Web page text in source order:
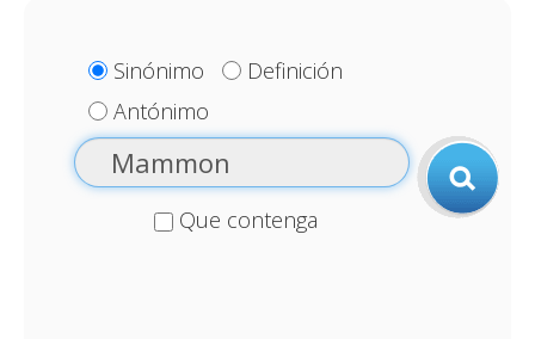
Sinónimo
Definición
Antónimo
Que contenga